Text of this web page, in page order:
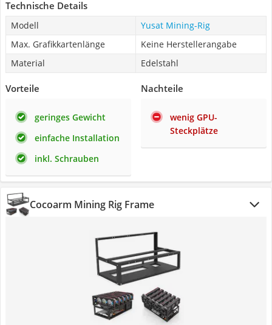
Technische Details
Modell
Yusat Mining-Rig
Max. Grafikkartenlänge
Keine Herstellerangabe
Material
Edelstahl
Vorteile
geringes Gewicht
einfache Installation
inkl. Schrauben
Nachteile
wenig GPU-
Steckplätze
Cocoarm Mining Rig Frame